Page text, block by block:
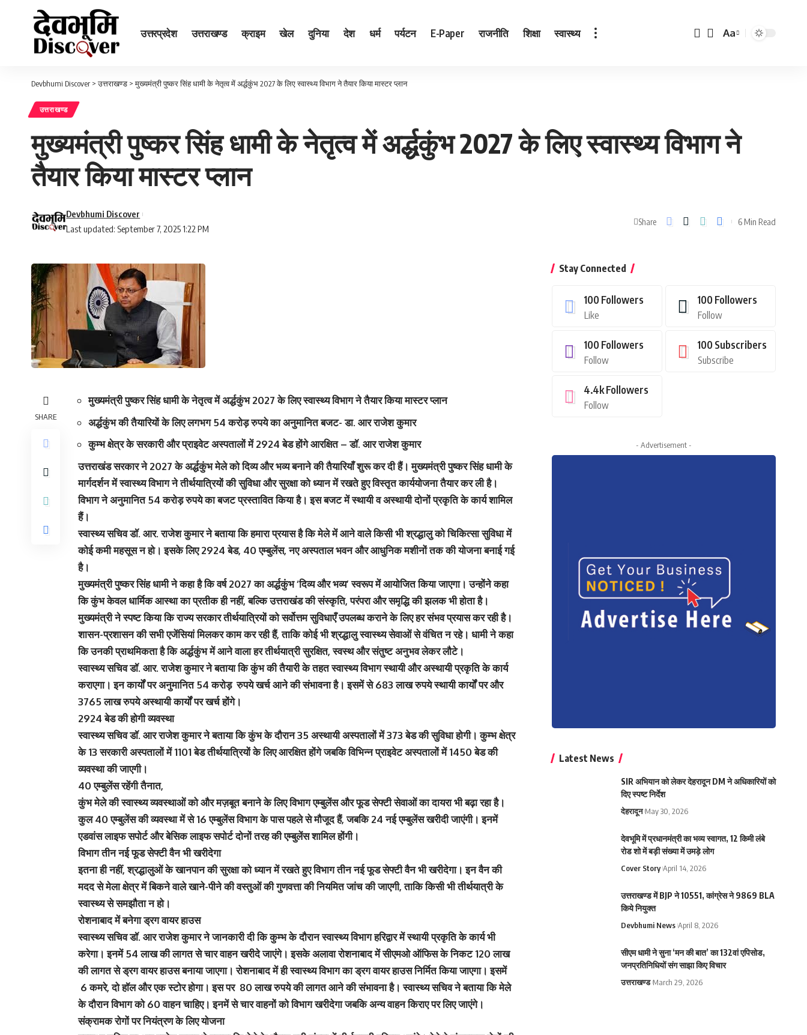
उत्तरप्रदेश उत्तराखण्ड क्राइम खेल दुनिया देश धर्म पर्यटन E-Paper राजनीति शिक्षा स्वास्थ्य
Font
Aa
Devbhumi Discover >उत्तराखण्ड >मुख्यमंत्री पुष्कर सिंह धामी के नेतृत्व में अर्द्धकुंभ 2027 के लिए स्वास्थ्य विभाग ने तैयार किया मास्टर प्लान
उत्तराखण्ड
मुख्यमंत्री पुष्कर सिंह धामी के नेतृत्व में अर्द्धकुंभ 2027 के लिए स्वास्थ्य विभाग ने
तैयार किया मास्टर प्लान
Last updated: September 7, 2025 1:22 PM
Devbhumi Discover
Share 6 Min Read
SHARE
मुख्यमंत्री पुष्कर सिंह धामी के नेतृत्व में अर्द्धकुंभ 2027 के लिए स्वास्थ्य विभाग ने तैयार किया मास्टर प्लान
अर्द्धकुंभ की तैयारियों के लिए लगभग 54 करोड़ रुपये का अनुमानित बजट- डा. आर राजेश कुमार
कुम्भ क्षेत्र के सरकारी और प्राइवेट अस्पतालों में 2924 बेड होंगे आरक्षित – डॉ. आर राजेश कुमार
उत्तराखंड सरकार ने 2027 के अर्द्धकुंभ मेले को दिव्य और भव्य बनाने की तैयारियाँ शुरू कर दी हैं। मुख्यमंत्री पुष्कर सिंह धामी के
मार्गदर्शन में स्वास्थ्य विभाग ने तीर्थयात्रियों की सुविधा और सुरक्षा को ध्यान में रखते हुए विस्तृत कार्ययोजना तैयार कर ली है।
विभाग ने अनुमानित 54 करोड़ रुपये का बजट प्रस्तावित किया है। इस बजट में स्थायी व अस्थायी दोनों प्रकृति के कार्य शामिल
हैं।
स्वास्थ्य सचिव डॉ. आर. राजेश कुमार ने बताया कि हमारा प्रयास है कि मेले में आने वाले किसी भी श्रद्धालु को चिकित्सा सुविधा में
कोई कमी महसूस न हो। इसके लिए 2924 बेड, 40 एम्बुलेंस, नए अस्पताल भवन और आधुनिक मशीनों तक की योजना बनाई गई
है।
मुख्यमंत्री पुष्कर सिंह धामी ने कहा है कि वर्ष 2027 का अर्द्धकुंभ ‘दिव्य और भव्य’ स्वरूप में आयोजित किया जाएगा। उन्होंने कहा
कि कुंभ केवल धार्मिक आस्था का प्रतीक ही नहीं, बल्कि उत्तराखंड की संस्कृति, परंपरा और समृद्धि की झलक भी होता है।
मुख्यमंत्री ने स्पष्ट किया कि राज्य सरकार तीर्थयात्रियों को सर्वोत्तम सुविधाएँ उपलब्ध कराने के लिए हर संभव प्रयास कर रही है।
शासन-प्रशासन की सभी एजेंसियां मिलकर काम कर रही हैं, ताकि कोई भी श्रद्धालु स्वास्थ्य सेवाओं से वंचित न रहे। धामी ने कहा
कि उनकी प्राथमिकता है कि अर्द्धकुंभ में आने वाला हर तीर्थयात्री सुरक्षित, स्वस्थ और संतुष्ट अनुभव लेकर लौटे।
स्वास्थ्य सचिव डॉ. आर. राजेश कुमार ने बताया कि कुंभ की तैयारी के तहत स्वास्थ्य विभाग स्थायी और अस्थायी प्रकृति के कार्य
कराएगा। इन कार्यों पर अनुमानित 54 करोड़ रुपये खर्च आने की संभावना है। इसमें से 683 लाख रुपये स्थायी कार्यों पर और
3765 लाख रुपये अस्थायी कार्यों पर खर्च होंगे।
2924 बेड की होगी व्यवस्था
स्वास्थ्य सचिव डॉ. आर राजेश कुमार ने बताया कि कुंभ के दौरान 35 अस्थायी अस्पतालों में 373 बेड की सुविधा होगी। कुम्भ क्षेत्र
के 13 सरकारी अस्पतालों में 1101 बेड तीर्थयात्रियों के लिए आरक्षित होंगे जबकि विभिन्न प्राइवेट अस्पतालों में 1450 बेड की
व्यवस्था की जाएगी।
40 एम्बुलेंस रहेंगी तैनात,
कुंभ मेले की स्वास्थ्य व्यवस्थाओं को और मज़बूत बनाने के लिए विभाग एम्बुलेंस और फूड सेफ्टी सेवाओं का दायरा भी बढ़ा रहा है।
कुल 40 एम्बुलेंस की व्यवस्था में से 16 एम्बुलेंस विभाग के पास पहले से मौजूद हैं, जबकि 24 नई एम्बुलेंस खरीदी जाएंगी। इनमें
एडवांस लाइफ सपोर्ट और बेसिक लाइफ सपोर्ट दोनों तरह की एम्बुलेंस शामिल होंगी।
विभाग तीन नई फूड सेफ्टी वैन भी खरीदेगा
इतना ही नहीं, श्रद्धालुओं के खानपान की सुरक्षा को ध्यान में रखते हुए विभाग तीन नई फूड सेफ्टी वैन भी खरीदेगा। इन वैन की
मदद से मेला क्षेत्र में बिकने वाले खाने-पीने की वस्तुओं की गुणवत्ता की नियमित जांच की जाएगी, ताकि किसी भी तीर्थयात्री के
स्वास्थ्य से समझौता न हो।
रोशनाबाद में बनेगा ड्रग वायर हाउस
स्वास्थ्य सचिव डॉ. आर राजेश कुमार ने जानकारी दी कि कुम्भ के दौरान स्वास्थ्य विभाग हरिद्वार में स्थायी प्रकृति के कार्य भी
करेगा। इनमें 54 लाख की लागत से चार वाहन खरीदे जाएंगे। इसके अलावा रोशनाबाद में सीएमओ ऑफिस के निकट 120 लाख
की लागत से ड्रग वायर हाउस बनाया जाएगा। रोशनाबाद में ही स्वास्थ्य विभाग का ड्रग वायर हाउस निर्मित किया जाएगा। इसमें
6 कमरे, दो हॉल और एक स्टोर होगा। इस पर 80 लाख रुपये की लागत आने की संभावना है। स्वास्थ्य सचिव ने बताया कि मेले
के दौरान विभाग को 60 वाहन चाहिए। इनमें से चार वाहनों को विभाग खरीदेगा जबकि अन्य वाहन किराए पर लिए जाएंगे।
संक्रामक रोगों पर नियंत्रण के लिए योजना
Stay Connected
100 Followers
Like
100 Followers
Follow
100 Followers
Follow
100 Subscribers
Subscribe
4.4kFollowers
Follow
- Advertisement -
Latest News
SIR अभियान को लेकर देहरादून DM ने अधिकारियों को
दिए स्पष्ट निर्देश
देहरादून May 30, 2026
देवभूमि में प्रधानमंत्री का भव्य स्वागत, 12 किमी लंबे
रोड शो में बड़ी संख्या में उमड़े लोग
Cover Story April 14, 2026
उत्तराखण्ड में BJP ने 10551, कांग्रेस ने 9869 BLA
किये नियुक्त
Devbhumi News April 8, 2026
सीएम धामी ने सुना ‘मन की बात’ का 132वां एपिसोड,
जनप्रतिनिधियों संग साझा किए विचार
उत्तराखण्ड March 29, 2026